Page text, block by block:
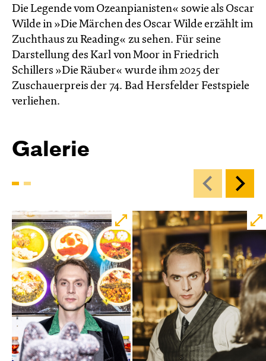
Die Legende vom Ozeanpianisten« sowie als Oscar
Wilde in »Die Märchen des Oscar Wilde erzählt im
Zucht­haus zu Reading« zu sehen. Für seine
Darstellung des Karl von Moor in Friedrich
Schillers »Die Räuber« wurde ihm 2025 der
Zuschauerpreis der 74. Bad Hersfelder Festspiele
verliehen.
Galerie